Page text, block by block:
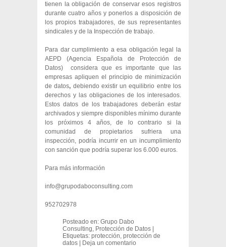
tienen la obligación de conservar esos registros
durante cuatro años y ponerlos a disposición de
los propios trabajadores, de sus representantes
sindicales y de la Inspección de trabajo.
Para dar cumplimiento a esa obligación legal la
AEPD (Agencia Española de Protección de
Datos) considera que es importante que las
empresas apliquen el principio de minimización
de datos, debiendo existir un equilibrio entre los
derechos y las obligaciones de los interesados.
Estos datos de los trabajadores deberán estar
archivados y siempre disponibles mínimo durante
los próximos 4 años, de lo contrario si la
comunidad de propietarios sufriera una
inspección, podría incurrir en un incumplimiento
con sanción que podría superar los 6.000 euros.
Para más información
info@grupodaboconsulting.com
952702978
Posteado en: Grupo Dabo
Consulting, Protección de Datos
Etiquetas: protección, protección de
datos
Deja un comentario